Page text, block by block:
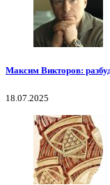
Максим Викторов:
18.07.2025